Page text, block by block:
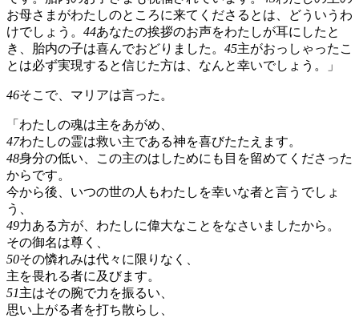
お母さまがわたしのところに来てくださるとは、どういうわ
けでしょう。 44あなたの挨拶のお声をわたしが耳にしたと
き、胎内の子は喜んでおどりました。 45主がおっしゃったこ
とは必ず実現すると信じた方は、なんと幸いでしょう。」
46そこで、マリアは言った。
「わたしの魂は主をあがめ、
47わたしの霊は救い主である神を喜びたたえます。
48身分の低い、この主のはしためにも目を留めてくださった
からです。
今から後、いつの世の人もわたしを幸いな者と言うでしょ
う、
49力ある方が、わたしに偉大なことをなさいましたから。
その御名は尊く、
50その憐れみは代々に限りなく、
主を畏れる者に及びます。
51主はその腕で力を振るい、
思い上がる者を打ち散らし、